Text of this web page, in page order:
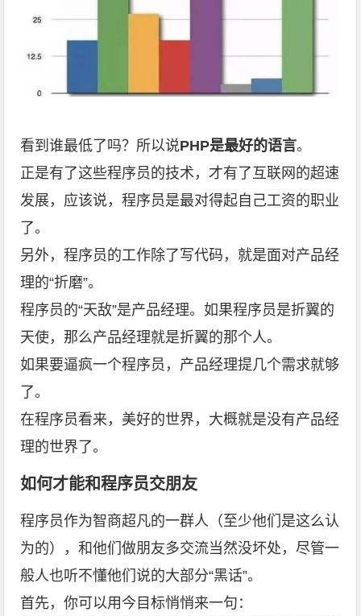
看到谁最低了吗？所以说PHP是最好的语言。
正是有了这些程序员的技术，才有了互联网的超速
发展，应该说，程序员是最对得起自己工资的职业
了。
另外，程序员的工作除了写代码，就是面对产品经
理的“折磨”。
程序员的“天敌”是产品经理。如果程序员是折翼的
天使，那么产品经理就是折翼的那个人。
如果要逼疯一个程序员，产品经理提几个需求就够
了。
在程序员看来，美好的世界，大概就是没有产品经
理的世界了。
如何才能和程序员交朋友
程序员作为智商超凡的一群人（至少他们是这么认
为的），和他们做朋友多交流当然没坏处，尽管一
般人也听不懂他们说的大部分“黑话”。
首先，你可以用今目标悄悄来一句：